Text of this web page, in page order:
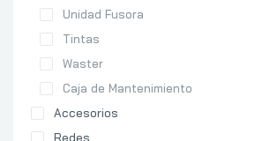
Unidad Fusora
Tintas
Waster
Caja de Mantenimiento
Accesorios
Redes